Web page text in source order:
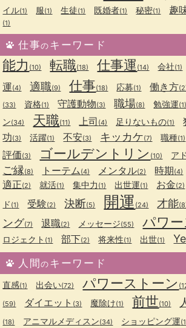
イル(1) 服(1) 生徒(1) 既婚者(1) 秘密(1) 趣
(1)
仕事のキーワード
能力 (10) 転職(18) 仕事運 (14) 会社(1)
運(4) 適職(9) 仕事(18) 応募(1) 働き方
(33) 資格(1) 守護動物(3) 職場(8) 勉強運(1)
ン(34) 天職(11) 上司 (4) 足りないもの(1)
功(3) 活躍(1) 不安(3) キッカケ(7) 職種(1)
評価(3) ゴールデントリン (10) ア
ご縁(8) トーテム (4) メンタル(2) 時期(4)
適正(2) 就活(1) 集中力 (1) 出世運(1) お金(2)
ド (1) 受験(2) 決断(5) 開運 (24) 才能
ング(7) 退職(2) メッセージ(55) パワ
ロジェクト (1) 部下(2) 将来性(1) 出世(1)
人間のキーワード
直感(1) 出会い(72) パワーストーン
(59) ダイエット (3) 魔除け(1) 前世(10)
(18) アニマルメディスン(34) ショッピング運